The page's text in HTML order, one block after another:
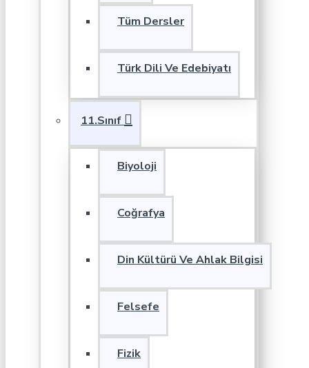
Tüm Dersler
Türk Dili Ve Edebiyatı
11.Sınıf
Biyoloji
Coğrafya
Din Kültürü Ve Ahlak Bilgisi
Felsefe
Fizik